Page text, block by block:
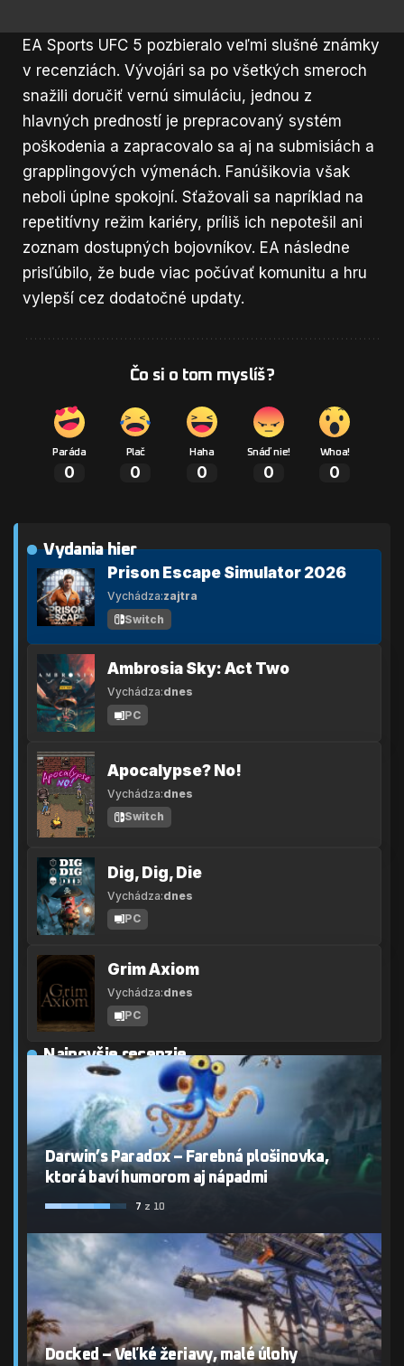
EA Sports UFC 5 pozbieralo veľmi slušné známky
v recenziách. Vývojári sa po všetkých smeroch
snažili doručiť vernú simuláciu, jednou z
hlavných predností je prepracovaný systém
poškodenia a zapracovalo sa aj na submisiách a
grapplingových výmenách. Fanúšikovia však
neboli úplne spokojní. Sťažovali sa napríklad na
repetitívny režim kariéry, príliš ich nepotešil ani
zoznam dostupných bojovníkov. EA následne
prisľúbilo, že bude viac počúvať komunitu a hru
vylepší cez dodatočné updaty.
Čo si o tom myslíš?
Paráda
0
Plač
0
Haha
0
Snáď nie!
0
Whoa!
0
Vydania hier
Prison Escape Simulator 2026
Vychádza:zajtra
Switch
Ambrosia Sky: Act Two
Vychádza:dnes
PC
Apocalypse? No!
Vychádza:dnes
Switch
Dig, Dig, Die
Vychádza:dnes
PC
Grim Axiom
Vychádza:dnes
PC
Najnovšie recenzie
Darwin’s Paradox – Farebná plošinovka,
ktorá baví humorom aj nápadmi
7 z 10
Docked – Veľké žeriavy, malé úlohy